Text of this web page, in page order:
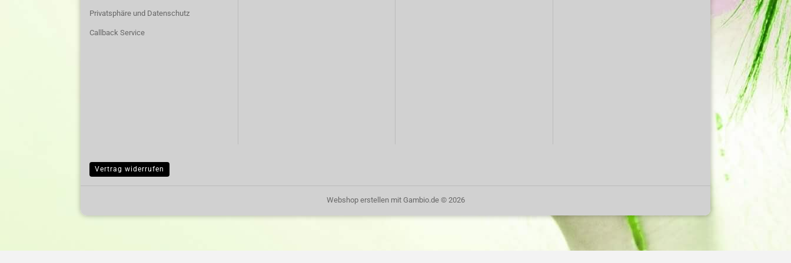
Privatsphäre und Datenschutz
Callback Service
Vertrag widerrufen
Webshop erstellenmit Gambio.de © 2026